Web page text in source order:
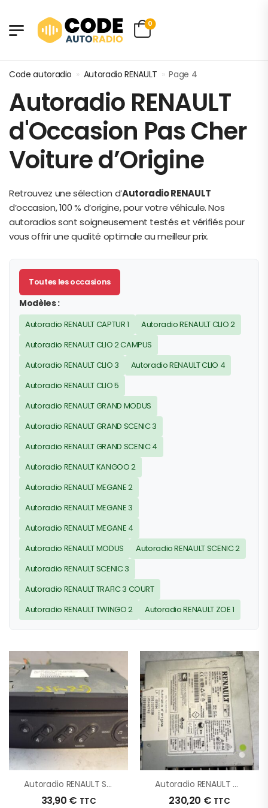
0
Code autoradio » Autoradio RENAULT » Page 4
Autoradio RENAULT
d'Occasion Pas Cher
Voiture d’Origine
Retrouvez une sélection d’Autoradio RENAULT
d’occasion, 100 % d’origine, pour votre véhicule. Nos
autoradios sont soigneusement testés et vérifiés pour
vous offrir une qualité optimale au meilleur prix.
Toutes les occasions
Modèles :
Autoradio RENAULT CAPTUR 1
Autoradio RENAULT CLIO 2
Autoradio RENAULT CLIO 2 CAMPUS
Autoradio RENAULT CLIO 3
Autoradio RENAULT CLIO 4
Autoradio RENAULT CLIO 5
Autoradio RENAULT GRAND MODUS
Autoradio RENAULT GRAND SCENIC 3
Autoradio RENAULT GRAND SCENIC 4
Autoradio RENAULT KANGOO 2
Autoradio RENAULT MEGANE 2
Autoradio RENAULT MEGANE 3
Autoradio RENAULT MEGANE 4
Autoradio RENAULT MODUS
Autoradio RENAULT SCENIC 2
Autoradio RENAULT SCENIC 3
Autoradio RENAULT TRAFIC 3 COURT
Autoradio RENAULT TWINGO 2
Autoradio RENAULT ZOE 1
Autoradio RENAULT SCENIC 2 PHASE 1 D’origine – 2006 – Occasion
33,90 € TTC
Autoradio RENAULT GRAND SCENIC 4 D’origine – 2020 – Occasion
230,20 € TTC